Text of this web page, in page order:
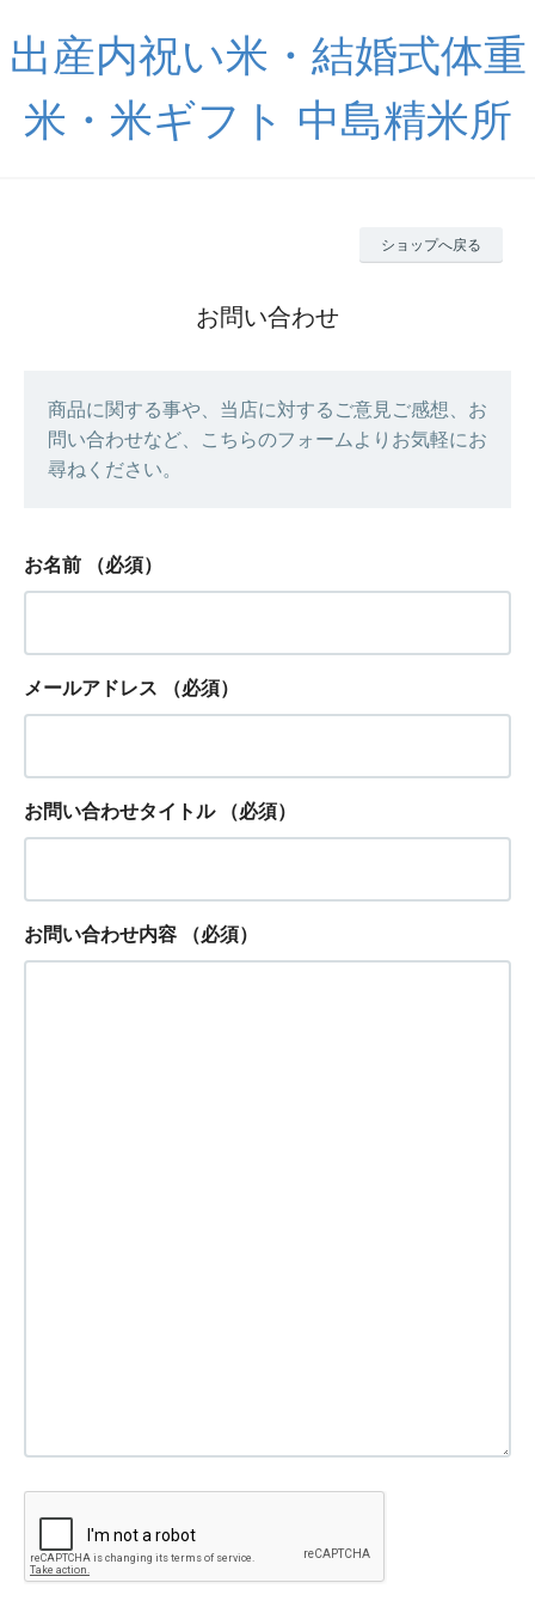
出産内祝い米・結婚式体重
米・米ギフト 中島精米所
ショップへ戻る
お問い合わせ
商品に関する事や、当店に対するご意見ご感想、お
問い合わせなど、こちらのフォームよりお気軽にお
尋ねください。
お名前 （必須）
メールアドレス （必須）
お問い合わせタイトル （必須）
お問い合わせ内容 （必須）